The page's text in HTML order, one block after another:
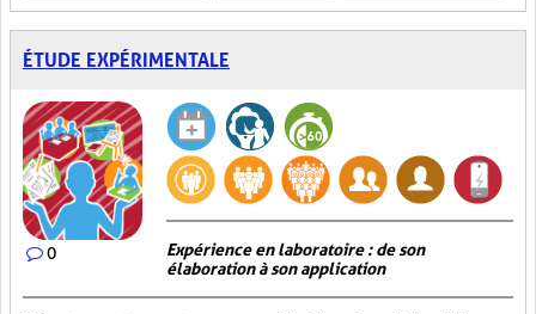
ÉTUDE EXPÉRIMENTALE
0
Expérience en laboratoire : de son
élaboration à son application